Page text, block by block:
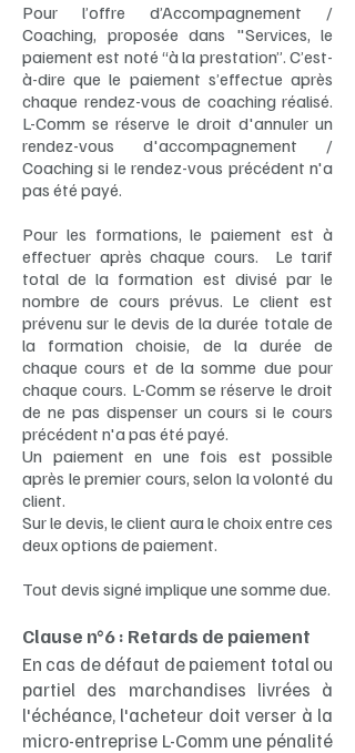
Pour l’offre d’Accompagnement /
Coaching, proposée dans "Services, le
paiement est noté “à la prestation”. C’est-
à-dire que le paiement s’effectue après
chaque rendez-vous de coaching réalisé.
L-Comm se réserve le droit d'annuler un
rendez-vous d'accompagnement /
Coaching si le rendez-vous précédent n'a
pas été payé.
Pour les formations, le paiement est à
effectuer après chaque cours. Le tarif
total de la formation est divisé par le
nombre de cours prévus. Le client est
prévenu sur le devis de la durée totale de
la formation choisie, de la durée de
chaque cours et de la somme due pour
chaque cours. L-Comm se réserve le droit
de ne pas dispenser un cours si le cours
précédent n'a pas été payé.
Un paiement en une fois est possible
après le premier cours, selon la volonté du
client.
Sur le devis, le client aura le choix entre ces
deux options de paiement.
Tout devis signé implique une somme due.
Clause n°6 : Retards de paiement
En cas de défaut de paiement total ou
partiel des marchandises livrées à
l'échéance, l'acheteur doit verser à la
micro-entreprise L-Comm une pénalité